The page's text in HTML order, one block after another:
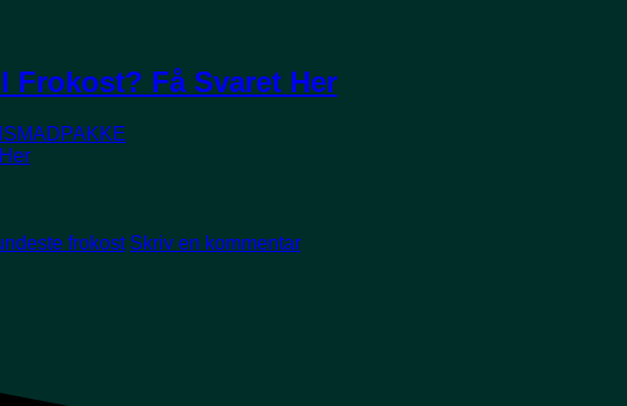
Frokost? Få Svaret Her
frokost Skriv en kommentar